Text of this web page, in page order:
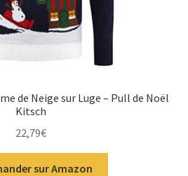
de Neige sur Luge – Pull de Noël
Kitsch
22,79€
sur Amazon